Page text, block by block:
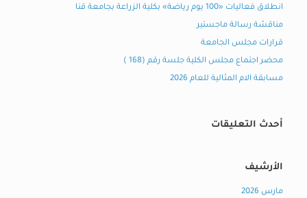
انطلاق فعاليات «100 يوم رياضة» بكلية الزراعة بجامعة قنا
مناقشة رسالة ماجستير
قرارات مجلس الجامعة
محضر اجتماع مجلس الكلية جلسة رقم (168 )
مسابقة الام المثالية للعام 2026
أحدث التعليقات
الأرشيف
مارس 2026